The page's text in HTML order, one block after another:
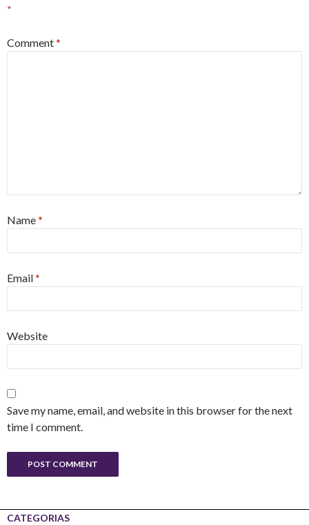
*
Comment*
Name*
Email*
Website
Save my name, email, and website in this browser for the next
time I comment.
CATEGORIAS